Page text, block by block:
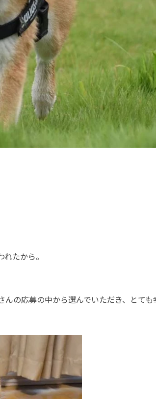
たから。
の応募の中から選んでいただき、とても